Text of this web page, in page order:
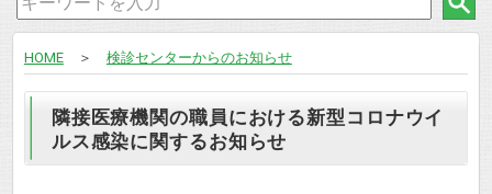
HOME＞ 検診センターからのお知らせ
隣接医療機関の職員における新型コロナウイ
ルス感染に関するお知らせ